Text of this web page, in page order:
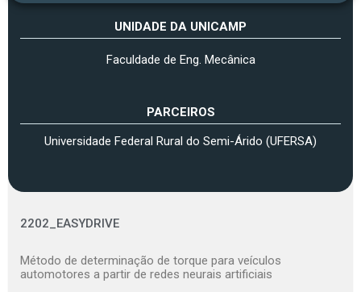
UNIDADE DA UNICAMP
Faculdade de Eng. Mecânica
PARCEIROS
Universidade Federal Rural do Semi-Árido (UFERSA)
2202_EASYDRIVE
Método de determinação de torque para veículos
automotores a partir de redes neurais artificiais